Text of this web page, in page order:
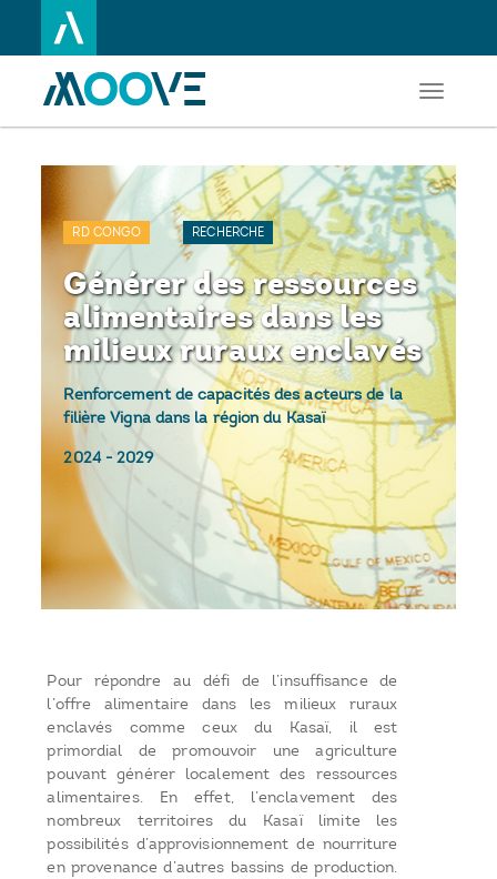
au
principal
Toggle
RD CONGO RECHERCHE
Générer des ressources
alimentaires dans les
milieux ruraux enclavés
Renforcement de capacités des acteurs de la
filière Vigna dans la région du Kasaï
2024-2029
Pour répondre au défi de l’insuffisance de
l’offre alimentaire dans les milieux ruraux
enclavés comme ceux du Kasaï, il est
primordial de promouvoir une agriculture
pouvant générer localement des ressources
alimentaires. En effet, l’enclavement des
nombreux territoires du Kasaï limite les
possibilités d’approvisionnement de nourriture
en provenance d’autres bassins de production.